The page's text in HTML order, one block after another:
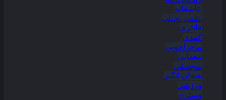
عاشقانه
علمی-تخیلی
فانتزی
کمدی
ماجراجویی
معمایی
موسیقی
هیجان انگیز
ورزشی
وسترن